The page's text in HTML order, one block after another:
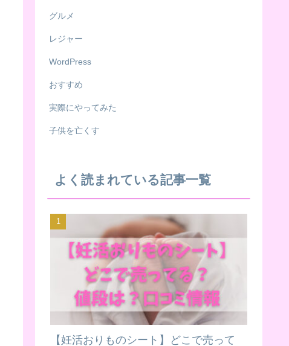
グルメ
レジャー
WordPress
おすすめ
実際にやってみた
子供を亡くす
よく読まれている記事一覧
【妊活おりものシート】どこで売って